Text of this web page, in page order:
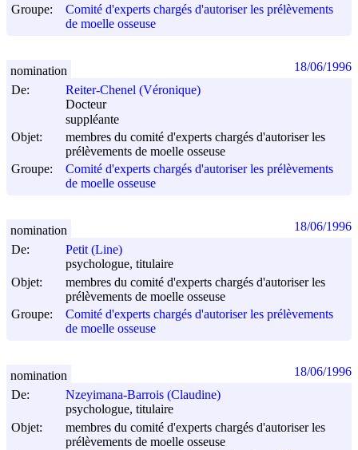
Groupe:
Comité d'experts chargés d'autoriser les prélèvements
de moelle osseuse
De:
Reiter-Chenel (Véronique)
Docteur
suppléante
Objet:
membres du comité d'experts chargés d'autoriser les
prélèvements de moelle osseuse
Groupe:
Comité d'experts chargés d'autoriser les prélèvements
de moelle osseuse
nomination 18/06/1996
De:
Petit (Line)
psychologue, titulaire
Objet:
membres du comité d'experts chargés d'autoriser les
prélèvements de moelle osseuse
Groupe:
Comité d'experts chargés d'autoriser les prélèvements
de moelle osseuse
nomination 18/06/1996
De:
Nzeyimana-Barrois (Claudine)
psychologue, titulaire
Objet:
membres du comité d'experts chargés d'autoriser les
prélèvements de moelle osseuse
nomination 18/06/1996